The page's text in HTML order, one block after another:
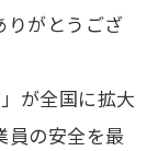
りがとうござ
が全国に拡大
員の安全を最